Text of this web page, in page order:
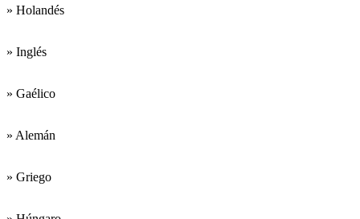
» Holandés
» Inglés
» Gaélico
» Alemán
» Griego